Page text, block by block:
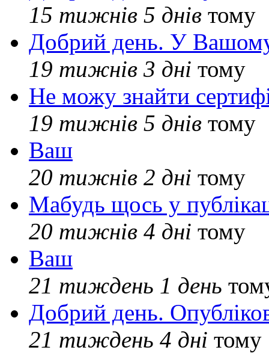
15 тижнів 5 днів тому
Добрий день. У Вашому
19 тижнів 3 дні тому
Не можу знайти
19 тижнів 5 днів тому
Ваш
20 тижнів 2 дні тому
Мабудь щось у
20 тижнів 4 дні тому
Ваш
21 тиждень 1 день
Добрий день.
21 тиждень 4 дні тому